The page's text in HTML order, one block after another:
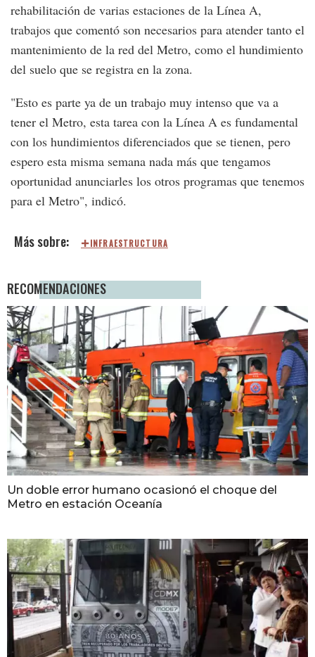
rehabilitación de varias estaciones de la Línea A,
trabajos que comentó son necesarios para atender tanto el
mantenimiento de la red del Metro, como el hundimiento
del suelo que se registra en la zona.
"Esto es parte ya de un trabajo muy intenso que va a
tener el Metro, esta tarea con la Línea A es fundamental
con los hundimientos diferenciados que se tienen, pero
espero esta misma semana nada más que tengamos
oportunidad anunciarles los otros programas que tenemos
para el Metro", indicó.
INFRAESTRUCTURA
RECOMENDACIONES
Un doble error humano ocasionó el choque del
Metro en estación Oceanía